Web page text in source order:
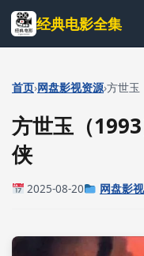
跳
到
主
内
经典电影全集
首页›网盘影视资源›方世玉
方世玉（
侠
2025-08-20 网盘影